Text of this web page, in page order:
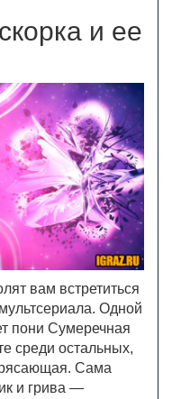
и ее
вам встретиться
Одной
пони Сумеречная
среди остальных,
Сама
и грива —